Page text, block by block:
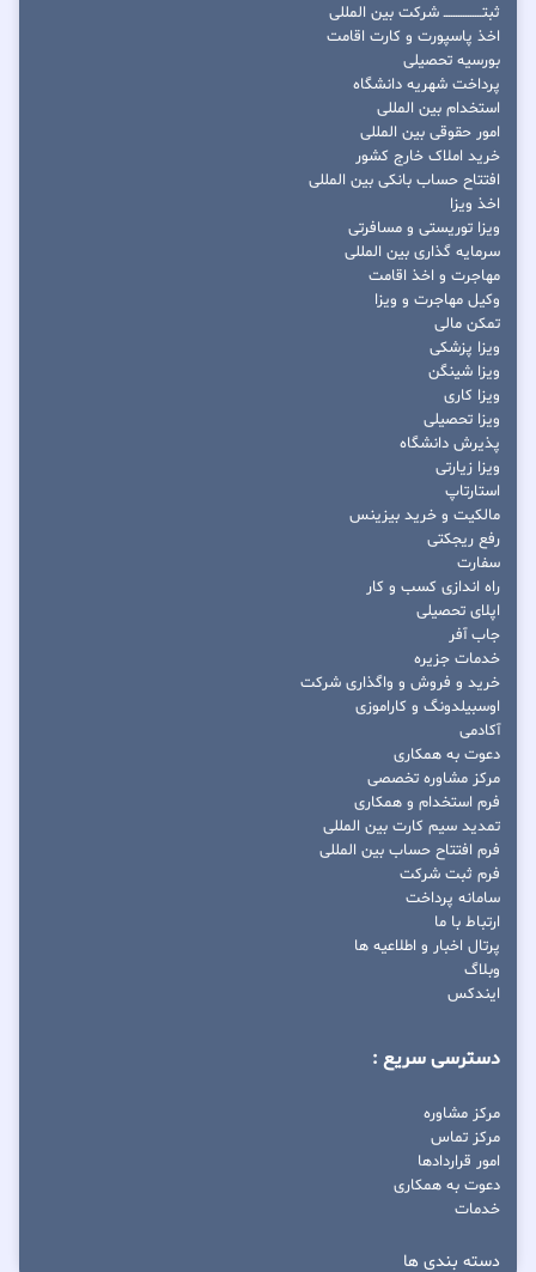
ثبتــــــــــــــــ شرکت بین المللی
اخذ پاسپورت و کارت اقامت
بورسیه تحصیلی
پرداخت شهریه دانشگاه
استخدام بین المللی
امور حقوقی بین المللی
خرید املاک خارج کشور
افتتاح حساب بانکی بین المللی
اخذ ویزا
ویزا توریستی و مسافرتی
سرمایه گذاری بین المللی
مهاجرت و اخذ اقامت
وکیل مهاجرت و ویزا
تمکن مالی
ویزا پزشکی
ویزا شینگن
ویزا کاری
ویزا تحصیلی
پذیرش دانشگاه
ویزا زیارتی
استارتاپ
مالکیت و خرید بیزینس
رفع ریجکتی
سفارت
راه اندازی کسب و کار
اپلای تحصیلی
جاب آفر
خدمات جزیره
خرید و فروش و واگذاری شرکت
اوسبیلدونگ و کاراموزی
آکادمی
دعوت به همکاری
مرکز مشاوره تخصصی
فرم استخدام و همکاری
تمدید سیم کارت بین المللی
فرم افتتاح حساب بین المللی
فرم ثبت شرکت
سامانه پرداخت
ارتباط با ما
پرتال اخبار و اطلاعیه ها
وبلاگ
ایندکس
دسترسی سریع :
مرکز مشاوره
مرکز تماس
امور قراردادها
دعوت به همکاری
خدمات
دسته بندی ها